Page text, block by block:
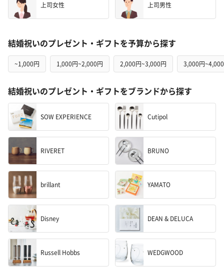
上司女性 上司男性
結婚祝いのプレゼント・ギフトを予算から探す
~1,000円 1,000円~2,000円 2,000円~3,000円 3,000円
結婚祝いのプレゼント・ギフトをブランドから探す
SOW EXPERIENCE Cutipol
RIVERET BRUNO
brillant YAMATO
Disney DEAN & DELUCA
Russell Hobbs WEDGWOOD